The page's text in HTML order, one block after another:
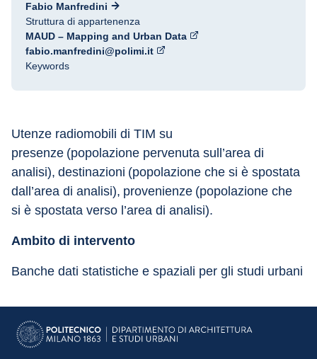
Fabio Manfredini
Struttura di appartenenza
MAUD – Mapping and Urban Data
fabio.manfredini@polimi.it
Keywords
Utenze radiomobili di TIM su
presenze (popolazione pervenuta sull’area di
analisi), destinazioni (popolazione che si è spostata
dall’area di analisi), provenienze (popolazione che
si è spostata verso l’area di analisi).
Ambito di intervento
Banche dati statistiche e spaziali per gli studi urbani